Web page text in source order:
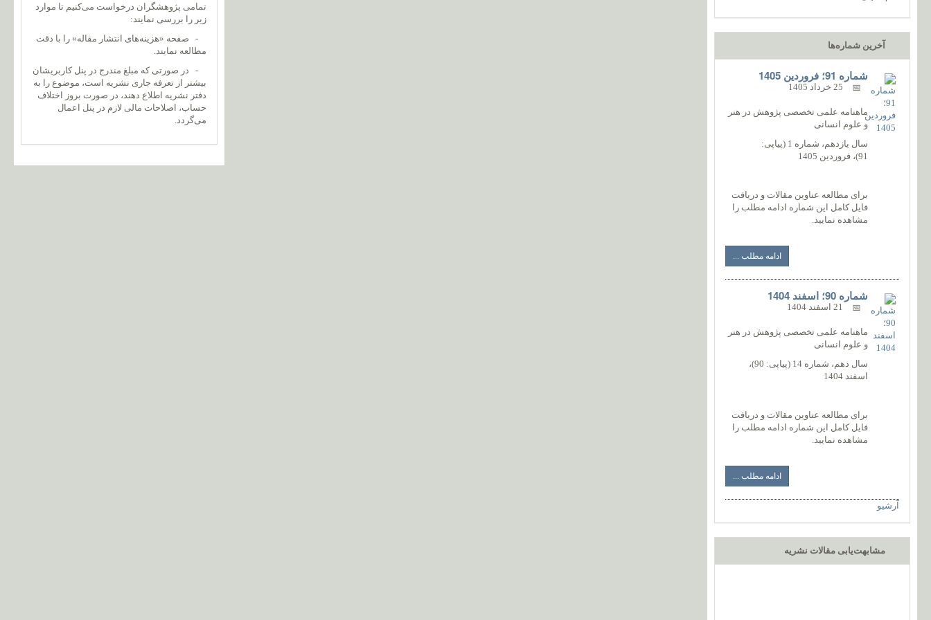
آخرین شماره‌ها
شماره 91؛ فروردین 1405
25 خرداد 1405
ماهنامه علمی تخصصی پژوهش در هنر
و علوم انسانی
سال یازدهم، شماره 1 (پیاپی:
91)، فروردین 1405
برای مطالعه عناوین مقالات و دریافت
فایل کامل این شماره ادامه مطلب را
مشاهده نمایید.
ادامه مطلب ...
شماره 90؛ اسفند 1404
21 اسفند 1404
ماهنامه علمی تخصصی پژوهش در هنر
و علوم انسانی
سال دهم، شماره 14 (پیاپی: 90)،
اسفند 1404
برای مطالعه عناوین مقالات و دریافت
فایل کامل این شماره ادامه مطلب را
مشاهده نمایید.
ادامه مطلب ...
آرشیو
مشابهت‌یابی مقالات نشریه
تمامی پژوهشگران درخواست می‌کنیم تا موارد
زیر را بررسی نمایند:
- صفحه «هزینه‌های انتشار مقاله» را با دقت
مطالعه نمایند.
- در صورتی که مبلغ مندرج در پنل کاربریشان
بیشتر از تعرفه جاری نشریه است، موضوع را به
دفتر نشریه اطلاع دهند، در صورت بروز اختلاف
حساب، اصلاحات مالی لازم در پنل اعمال
می‌گردد.